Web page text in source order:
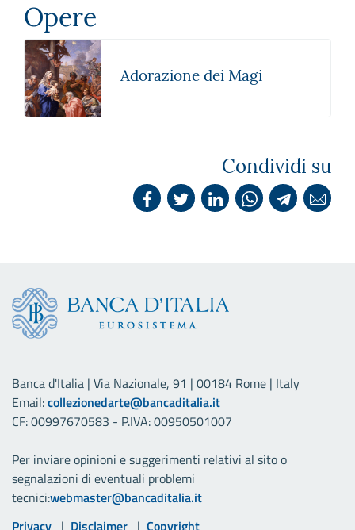
Opere
Adorazione dei Magi
Condividi su
Banca d'Italia | Via Nazionale, 91 | 00184 Rome | Italy
Email:collezionedarte@bancaditalia.it
CF: 00997670583 - P.IVA: 00950501007
Per inviare opinioni e suggerimenti relativi al sito o
segnalazioni di eventuali problemi
tecnici:webmaster@bancaditalia.it
Privacy Disclaimer Copyright